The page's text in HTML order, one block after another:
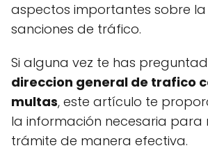
aspectos importantes sobre
sanciones de tráfico.
Si alguna vez te has
direccion general de trafico
multas, este artículo te
la información necesaria para
trámite de manera efectiva.